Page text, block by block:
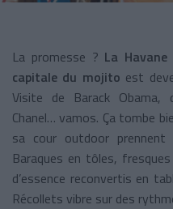
La promesse ? La Havane
capitale du mojito est
Visite de Barack Obama,
Chanel… vamos. Ça tombe
sa cour outdoor prennent
Baraques en tôles,
d’essence reconvertis en
Récollets vibre sur des